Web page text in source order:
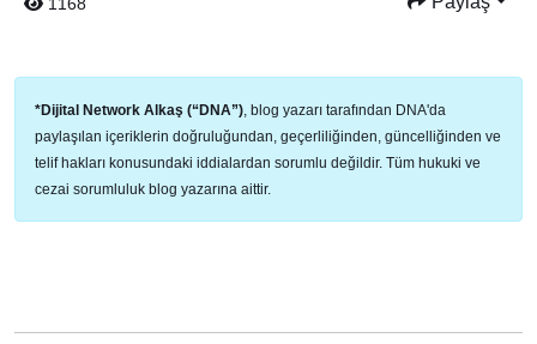
*Dijital Network Alkaş (“DNA”), blog yazarı tarafından DNA'da
paylaşılan içeriklerin doğruluğundan, geçerliliğinden, güncelliğinden ve
telif hakları konusundaki iddialardan sorumlu değildir. Tüm hukuki ve
cezai sorumluluk blog yazarına aittir.